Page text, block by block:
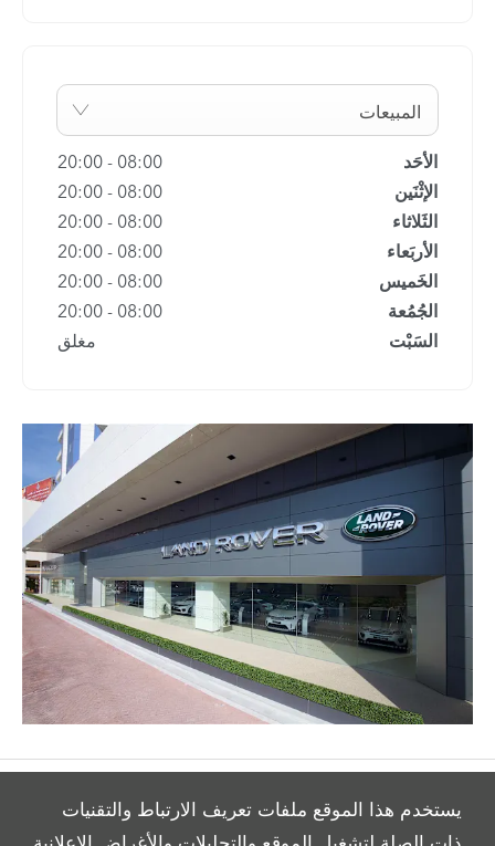
يستخدم هذا الموقع ملفات تعريف الارتباط والتقنيات
المبيعات
الأحَد 08:00
-
20:00
الإثْنَين
08:00
-
20:00
الثَلاثاء
08:00
-
20:00
الأربَعاء
08:00
-
20:00
الخَميس
08:00
-
20:00
الجُمُعة
08:00
-
20:00
السَبْت
مغلق